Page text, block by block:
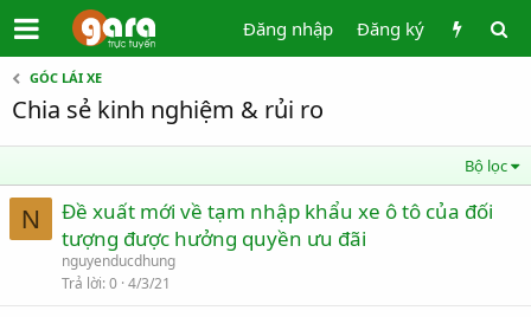
Đăng nhập Đăng ký
GÓC LÁI XE
Chia sẻ kinh nghiệm & rủi ro
Bộ lọc
N
Đề xuất mới về tạm nhập khẩu xe ô tô của đối
tượng được hưởng quyền ưu đãi
nguyenducdhung
Trả lời 0 4/3/21